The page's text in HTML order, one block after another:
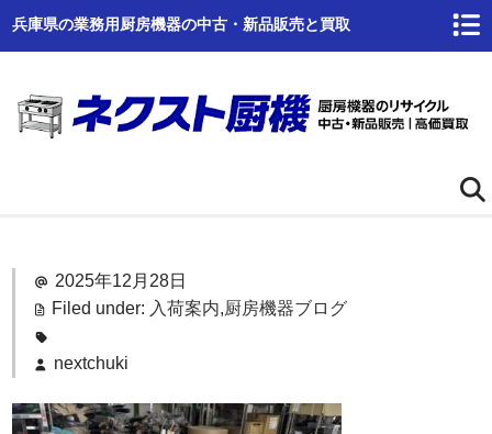
兵庫県の業務用厨房機器の中古・新品販売と買取
ネクスト厨機とは
商品一覧
高価買取
2025年12月28日
Filed under: 入荷案内,厨房機器ブログ
nextchuki